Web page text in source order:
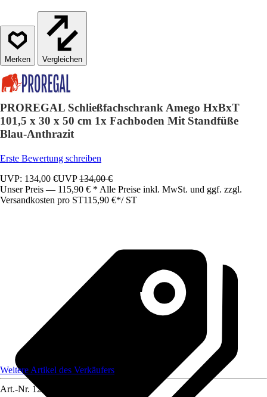
Vergleichen
PROREGAL Schließfachschrank Amego HxBxT
101,5 x 30 x 50 cm 1x Fachboden Mit Standfüße
Blau-Anthrazit
Erste Bewertung schreiben
UVP: 134,00 €UVP134,00 €
Unser Preis — 115,90 € * Alle Preise inkl. MwSt. und ggf. zzgl.
Versandkosten pro ST115,90 €*/ ST
Weitere Artikel des Verkäufers
Art.-Nr. 12583283